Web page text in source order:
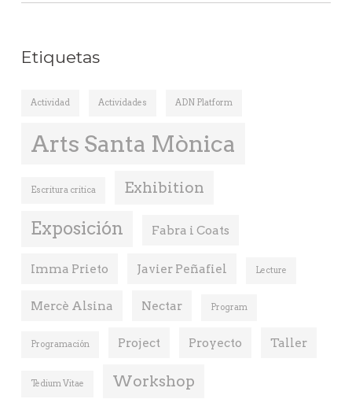
Etiquetas
Actividad Actividades ADN Platform
Arts Santa Mònica
Escritura critica Exhibition
Exposición Fabra i Coats
Imma Prieto Javier Peñafiel Lecture
Mercè Alsina Nectar Program
Programación Project Proyecto Taller
Tedium Vitae Workshop